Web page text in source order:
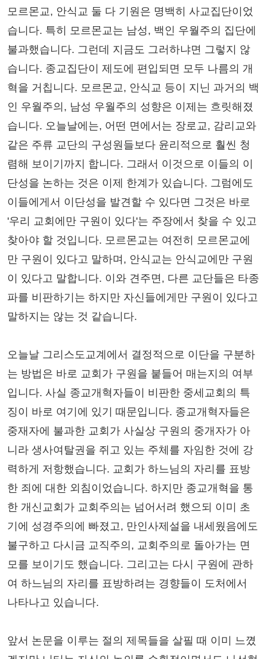
모르몬교, 안식교 둘 다 기원은 명백히 사교집단이었
습니다. 특히 모르몬교는 남성, 백인 우월주의 집단에
불과했습니다. 그런데 지금도 그러하냐면 그렇지 않
습니다. 종교집단이 제도에 편입되면 모두 나름의 개
혁을 거칩니다. 모르몬교, 안식교 등이 지닌 과거의 백
인 우월주의, 남성 우월주의 성향은 이제는 흐릿해졌
습니다. 오늘날에는, 어떤 면에서는 장로교, 감리교와
같은 주류 교단의 구성원들보다 윤리적으로 훨씬 청
렴해 보이기까지 합니다. 그래서 이것으로 이들의 이
단성을 논하는 것은 이제 한계가 있습니다. 그럼에도
이들에게서 이단성을 발견할 수 있다면 그것은 바로
'우리 교회에만 구원이 있다'는 주장에서 찾을 수 있고
찾아야 할 것입니다. 모르몬교는 여전히 모르몬교에
만 구원이 있다고 말하며, 안식교는 안식교에만 구원
이 있다고 말합니다. 이와 견주면, 다른 교단들은 타종
파를 비판하기는 하지만 자신들에게만 구원이 있다고
말하지는 않는 것 같습니다.
오늘날 그리스도교계에서 결정적으로 이단을 구분하
는 방법은 바로 교회가 구원을 붙들어 매는지의 여부
입니다. 사실 종교개혁자들이 비판한 중세교회의 특
징이 바로 여기에 있기 때문입니다. 종교개혁자들은
중재자에 불과한 교회가 사실상 구원의 중개자가 아
니라 생사여탈권을 쥐고 있는 주체를 자임한 것에 강
력하게 저항했습니다. 교회가 하느님의 자리를 표방
한 죄에 대한 외침이었습니다. 하지만 종교개혁을 통
한 개신교회가 교회주의는 넘어서려 했으되 이미 초
기에 성경주의에 빠졌고, 만인사제설을 내세웠음에도
불구하고 다시금 교직주의, 교회주의로 돌아가는 면
모를 보이기도 했습니다. 그리고는 다시 구원에 관하
여 하느님의 자리를 표방하려는 경향들이 도처에서
나타나고 있습니다.
앞서 논문을 이루는 절의 제목들을 살필 때 이미 느꼈